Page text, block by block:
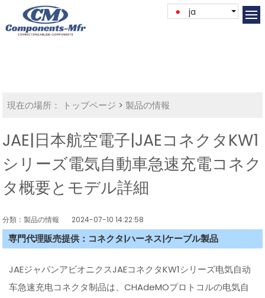
ja
現在の場所： トップページ >製品の情報
JAE|日本航空電子|JAEコネクタKW1
シリーズ電気自動車急速充電コネク
タ概要とモデル詳細
分類：製品の情報 2024-07-10 14:22:58
専門代理販売提供：コネクタ|ハーネス|ケーブル製品
JAEジャパンアビオニクスJAEコネクタKW1シリーズ电気自动
车急速充电コネクタ制品は、CHAdeMOプロトコルの电気自